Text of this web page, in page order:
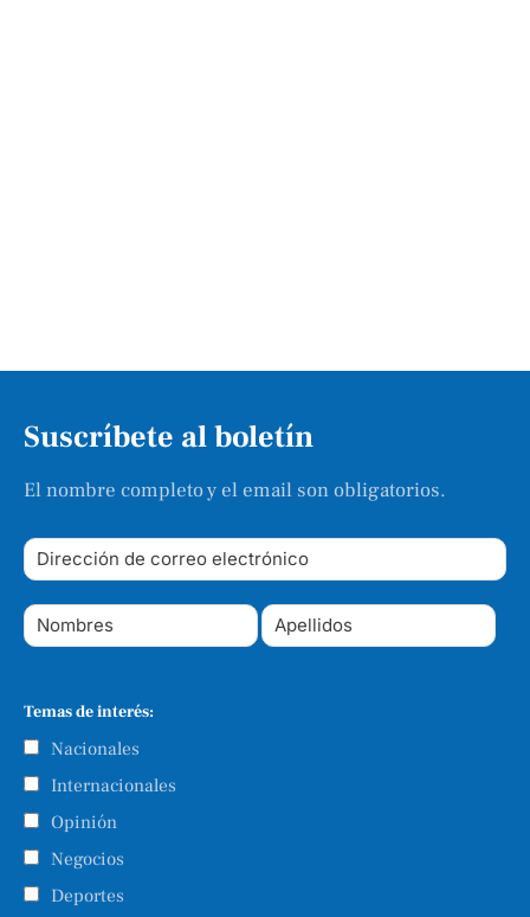
Suscríbete al boletín
El nombre completo y el email son obligatorios.
Temas de interés:
Nacionales
Internacionales
Opinión
Negocios
Deportes